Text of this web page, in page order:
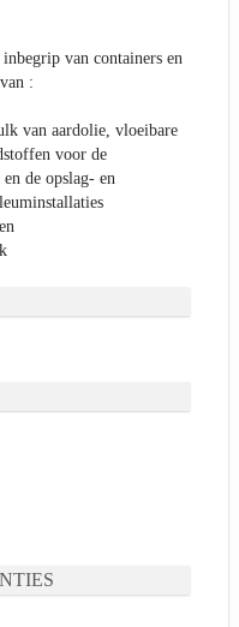
van containers en
:
van aardolie, vloeibare
voor de
de opslag- en